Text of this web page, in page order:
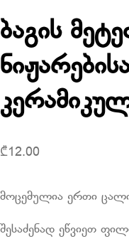
ბაგის
₾12.00
მოცემულია ერთი
შესაძენად ეწვიეთ